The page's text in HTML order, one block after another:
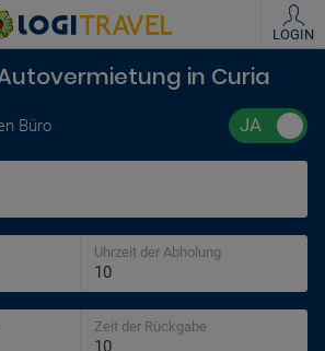
LOGIN
in Curia
Büro
Uhrzeit der Abholung
Zeit der Rückgabe